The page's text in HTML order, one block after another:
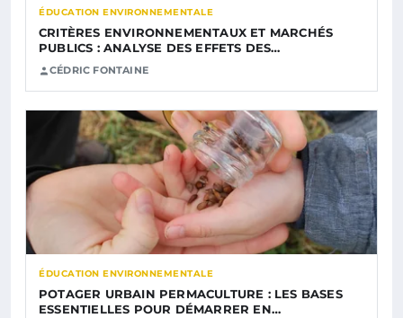
ÉDUCATION ENVIRONNEMENTALE
CRITÈRES ENVIRONNEMENTAUX ET MARCHÉS
PUBLICS : ANALYSE DES EFFETS DES…
CÉDRIC FONTAINE
ÉDUCATION ENVIRONNEMENTALE
POTAGER URBAIN PERMACULTURE : LES BASES
ESSENTIELLES POUR DÉMARRER EN…